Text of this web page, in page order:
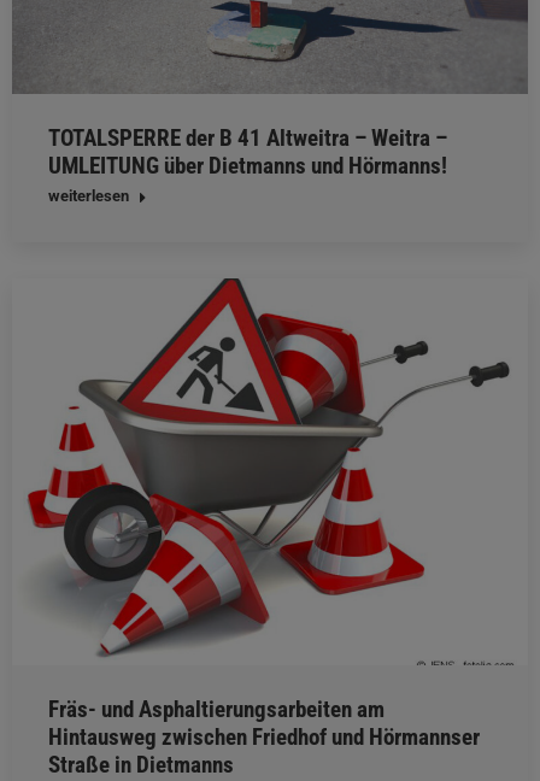
TOTALSPERRE der B 41 Altweitra – Weitra –
UMLEITUNG über Dietmanns und Hörmanns!
weiterlesen
Fräs- und Asphaltierungsarbeiten am
Hintausweg zwischen Friedhof und Hörmannser
Straße in Dietmanns